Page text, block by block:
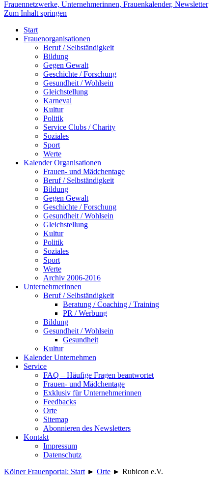
Kölner Frauenportal
Veranstaltungen für Kölnerinnen,
Frauennetzwerke, Unternehmerinnen,
Frauenkalender, Newsletter
Zum Inhalt springen
Start
Frauenorganisationen
Beruf / Selbständigkeit
Bildung
Gegen Gewalt
Geschichte / Forschung
Gesundheit / Wohlsein
Gleichstellung
Karneval
Kultur
Politik
Service Clubs / Charity
Soziales
Sport
Werte
Kalender Organisationen
Frauen- und Mädchentage
Beruf / Selbständigkeit
Bildung
Gegen Gewalt
Geschichte / Forschung
Gesundheit / Wohlsein
Gleichstellung
Kultur
Politik
Soziales
Sport
Werte
Archiv 2006-2016
Unternehmerinnen
Beruf / Selbständigkeit
Beratung / Coaching / Training
PR / Werbung
Bildung
Gesundheit / Wohlsein
Gesundheit
Kultur
Kalender Unternehmen
Service
FAQ – Häufige Fragen beantwortet
Frauen- und Mädchentage
Exklusiv für Unternehmerinnen
Feedbacks
Orte
Sitemap
Abonnieren des Newsletters
Kontakt
Impressum
Datenschutz
Kölner Frauenportal: Start ► Orte ► Rubicon e.V.